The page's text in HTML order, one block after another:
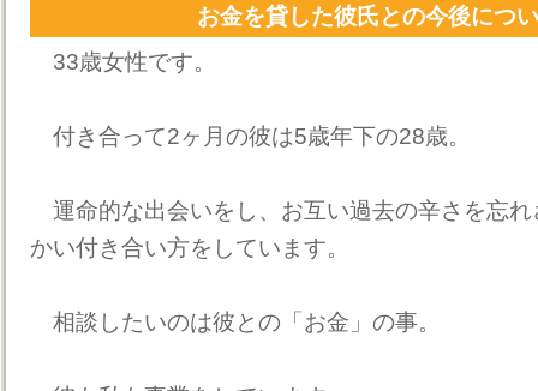
お金を貸した彼氏との今後に
33歳女性です。
付き合って2ヶ月の彼は5歳年下の28歳。
運命的な出会いをし、お互い過去の辛さを忘
かい付き合い方をしています。
相談したいのは彼との「お金」の事。